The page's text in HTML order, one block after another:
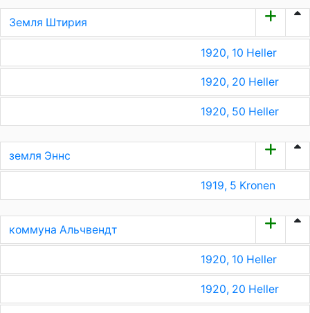
Земля Штирия
1920, 10 Heller
1920, 20 Heller
1920, 50 Heller
земля Эннс
1919, 5 Kronen
коммуна Альчвендт
1920, 10 Heller
1920, 20 Heller